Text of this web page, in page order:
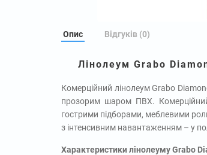
Опис Відгуків (0)
Лінолеум Grabo
Комерційний лінолеум Grabo
прозорим шаром ПВХ.
гострими підборами, меблевими
з інтенсивним навантаженням – у
Характеристики лінолеуму Grabo